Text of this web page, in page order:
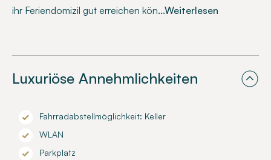
ihr Feriendomizil gut erreichen kön...Weiterlesen
Luxuriöse Annehmlichkeiten
Fahrradabstellmöglichkeit: Keller
WLAN
Parkplatz